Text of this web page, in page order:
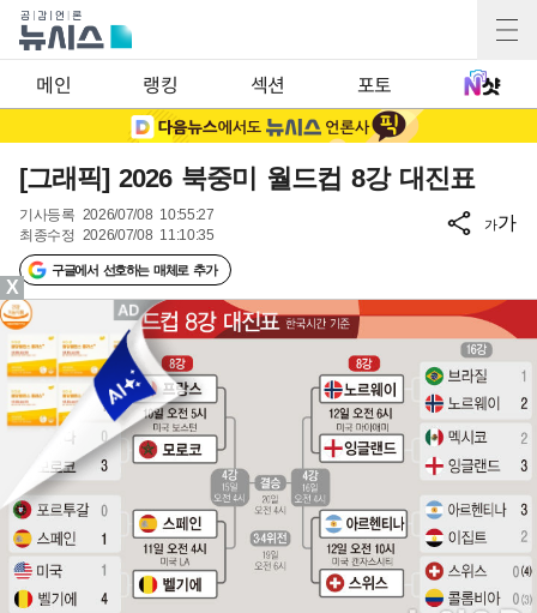
메인 랭킹 섹션 포토
[그래픽] 2026 북중미 월드컵 8강 대진표
기사등록 2026/07/08 10:55:27
최종수정 2026/07/08 11:10:35
구글에서 선호하는 매체로 추가
가가
X